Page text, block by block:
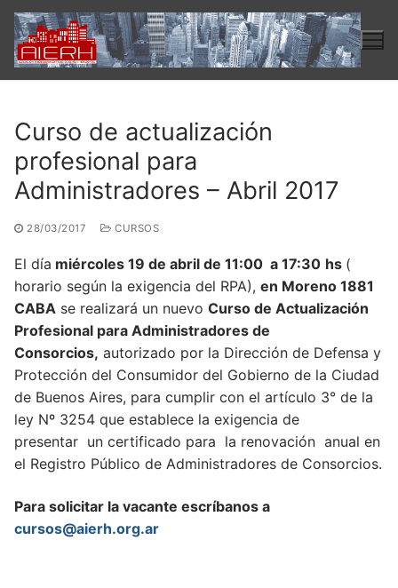
contenido
Curso de actualización
profesional para
Administradores – Abril 2017
28/03/2017 CURSOS
El día miércoles 19 de abril de 11:00 a 17:30 hs (
horario según la exigencia del RPA), en Moreno 1881
CABA se realizará un nuevo Curso de Actualización
Profesional para Administradores de
Consorcios, autorizado por la Dirección de Defensa y
Protección del Consumidor del Gobierno de la Ciudad
de Buenos Aires, para cumplir con el artículo 3° de la
ley Nº 3254 que establece la exigencia de
presentar un certificado para la renovación anual en
el Registro Público de Administradores de Consorcios.
Para solicitar la vacante escríbanos a
cursos@aierh.org.ar